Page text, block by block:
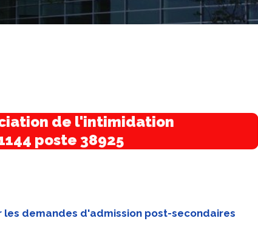
de l'intimidation
poste 38925
demandes d'admission post-secondaires